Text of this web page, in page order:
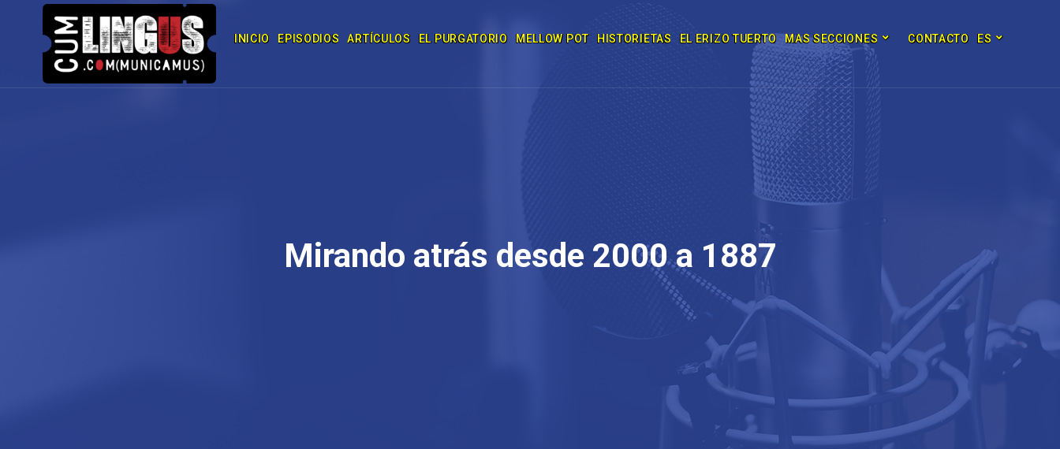
INICIO EPISODIOS ARTÍCULOS EL PURGATORIO MELLOW POT HISTORIETAS EL ERIZO TUERTO MAS SECCIONES CONTACTO ES
Mirando atrás desde 2000 a 1887